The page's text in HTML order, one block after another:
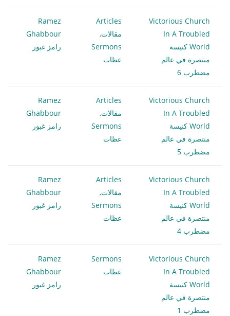
Victorious Church
In A Troubled
World كنيسة
منتصرة في عالم
مضطرب 6
Articles
مقالات,
Sermons
عظات
Ramez
Ghabbour
رامز غبور
Victorious Church
In A Troubled
World كنيسة
منتصرة في عالم
مضطرب 5
Articles
مقالات,
Sermons
عظات
Ramez
Ghabbour
رامز غبور
Victorious Church
In A Troubled
World كنيسة
منتصرة في عالم
مضطرب 4
Articles
مقالات,
Sermons
عظات
Ramez
Ghabbour
رامز غبور
Victorious Church
In A Troubled
World كنيسة
منتصرة في عالم
مضطرب 1
Sermons
عظات
Ramez
Ghabbour
رامز غبور